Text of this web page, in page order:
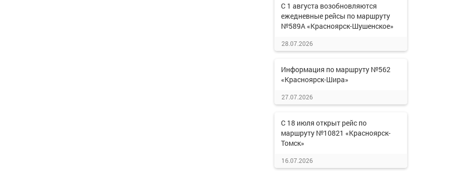
С 1 августа возобновляются
ежедневные рейсы по маршруту
№589А «Красноярск-Шушенское»
28.07.2026
Информация по маршруту №562
«Красноярск-Шира»
27.07.2026
С 18 июля открыт рейс по
маршруту №10821 «Красноярск-
Томск»
16.07.2026